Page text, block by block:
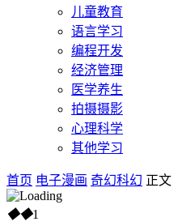
儿童教育
语言学习
编程开发
经济管理
医学养生
拍摄摄影
心理科学
其他学习
首页 电子漫画 奇幻科幻 正文
◆◆1